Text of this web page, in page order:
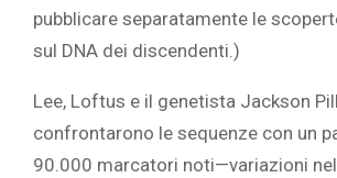
pubblicare separatamente le
sul DNA dei discendenti.)
Lee, Loftus e il genetista Jackson
confrontarono le sequenze con un
90.000 marcatori noti—variazioni